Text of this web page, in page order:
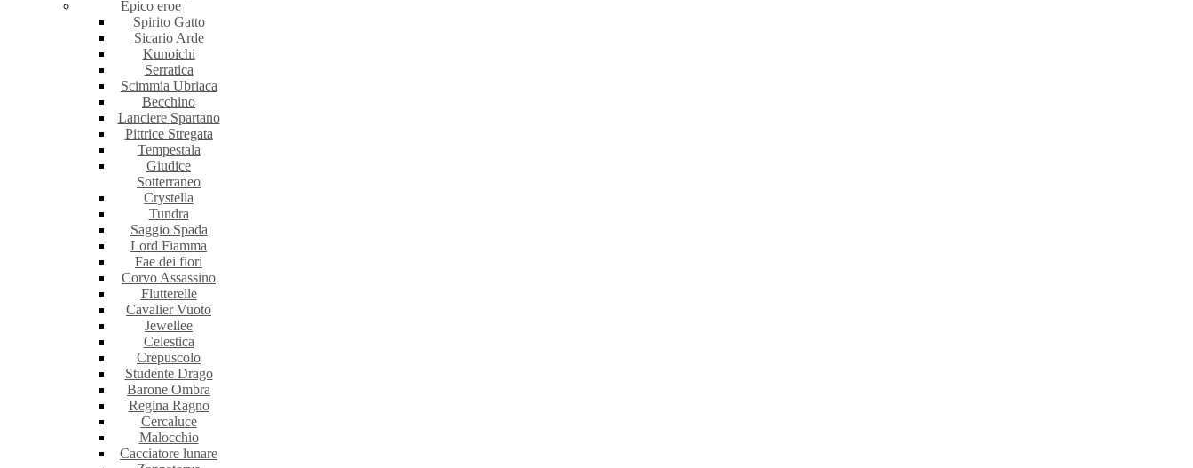
Epico eroe
Spirito Gatto
Sicario Arde
Kunoichi
Serratica
Scimmia Ubriaca
Becchino
Lanciere Spartano
Pittrice Stregata
Tempestala
Giudice
Sotterraneo
Crystella
Tundra
Saggio Spada
Lord Fiamma
Fae dei fiori
Corvo Assassino
Flutterelle
Cavalier Vuoto
Jewellee
Celestica
Crepuscolo
Studente Drago
Barone Ombra
Regina Ragno
Cercaluce
Malocchio
Cacciatore lunare